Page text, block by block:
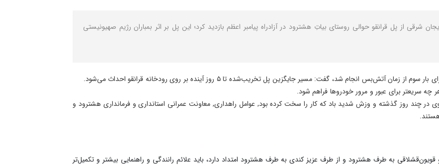
استاندار آذربایجان شرقی از پل قرانقو حوالی روستای بیاتِ هشترود در آزادراه پیامبر اعظم بازدید کرد؛ این پل بر اثر بمباران رژیم صهیونیستی
انجام شد، گفت: مسیر جایگزین پل تخریب‌شده تا ۵ روز آینده بر روی رودخانه قرانقو احداث می‌شود.
چه سریعتر برای عبور و مرور خودروها فراهم شود.
در چند روز گذشته و وزش شدید باد که کار را سخت کرده بود, عوامل راهداری, معاونت عمرانی استانداری و فرمانداری هشترود و
به طرف هشترود و از طرف عزیز کندی به طرف هشترود امتداد دارد، باید علائم رانندگی و راهنمایی بیشتر و تکمیل‌تر